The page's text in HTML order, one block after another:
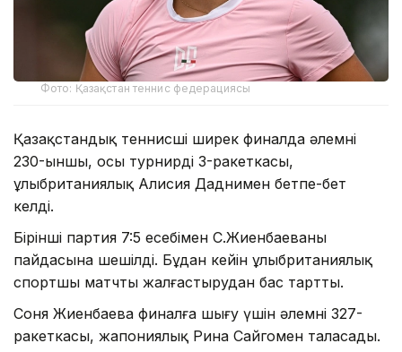
Фото: Қазақстан теннис федерациясы
Қазақстандық теннисші ширек финалда әлемнің
230-ыншы, осы турнирдің 3-ракеткасы,
ұлыбританиялық Алисия Даднимен бетпе-бет
келді.
Бірінші партия 7:5 есебімен С.Жиенбаеваның
пайдасына шешілді. Бұдан кейін ұлыбританиялық
спортшы матчты жалғастырудан бас тартты.
Соня Жиенбаева финалға шығу үшін әлемнің 327-
ракеткасы, жапониялық Рина Сайгомен таласады.